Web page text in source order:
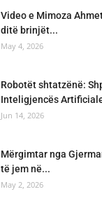
Video e Mimoza
ditë brinjët...
May 4, 2026
Robotët shtatzënë:
Inteligjencës
Jun 14, 2026
Mërgimtar nga
të jem në...
May 2, 2026